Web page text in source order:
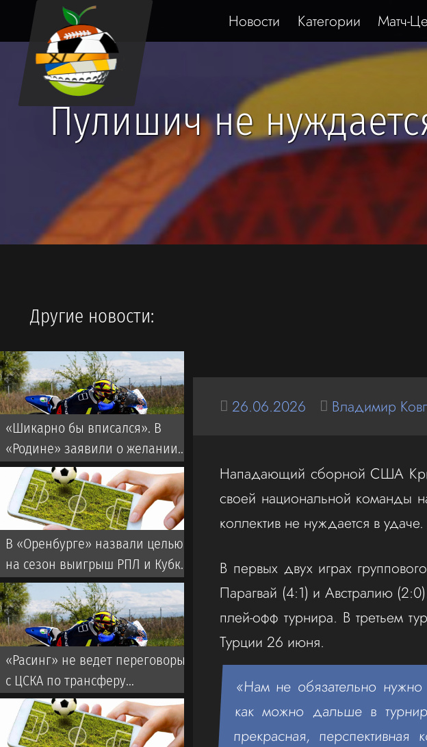
Новости Категории Матч-
Пулишич не
26.06.2026 Владимир
Нападающий сборной США
своей национальной команды
коллектив не нуждается в удаче.
В первых двух играх
Парагвай (4:1) и Австралию
плей-офф турнира. В третьем
Турции 26 июня.
«Нам не обязательно нужно
как можно дальше в
прекрасная,
Другие новости:
«Шикарно бы вписался». В
«Родине» заявили о желании
подписать бывшего капитана
мадридского «Реала»
В «Оренбурге» назвали целью
на сезон выигрыш РПЛ и Кубка
России
«Расинг» не ведет переговоры
с ЦСКА по трансферу
Мартирены